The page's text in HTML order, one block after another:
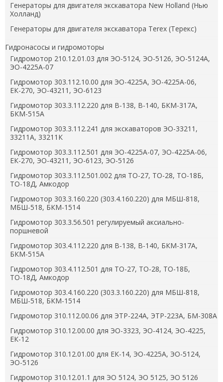
Генераторы для двигателя экскаватора New Holland (Нью
Холланд)
Генераторы для двигателя экскаватора Terex (Терекс)
Гидронасосы и гидромоторы
Гидромотор 210.12.01.03 для ЭО-5124, ЭО-5126, ЭО-5124А,
ЭО-4225А-07
Гидромотор 303.112.10.00 для ЭО-4225А, ЭО-4225А-06,
ЕК-270, ЭО-43211, ЭО-6123
Гидромотор 303.3.112.220 для В-138, В-140, БКМ-317А,
БКМ-515А
Гидромотор 303.3.112.241 для экскаваторов ЭО-33211,
33211А, 33211К
Гидромотор 303.3.112.501 для ЭО-4225А-07, ЭО-4225А-06,
ЕК-270, ЭО-43211, ЭО-6123, ЭО-5126
Гидромотор 303.3.112.501.002 для ТО-27, ТО-28, ТО-18Б,
ТО-18Д, Амкодор
Гидромотор 303.3.160.220 (303.4.160.220) для МБШ-818,
МБШ-518, БКМ-1514
Гидромотор 303.3.56.501 регулируемый аксиально-
поршневой
Гидромотор 303.4.112.220 для В-138, В-140, БКМ-317А,
БКМ-515А
Гидромотор 303.4.112.501 для ТО-27, ТО-28, ТО-18Б,
ТО-18Д, Амкодор
Гидромотор 303.4.160.220 (303.3.160.220) для МБШ-818,
МБШ-518, БКМ-1514
Гидромотор 310.112.00.06 для ЭТР-224А, ЭТР-223А, БМ-308А
Гидромотор 310.12.00.00 для ЭО-3323, ЭО-4124, ЭО-4225,
ЕК-12
Гидромотор 310.12.01.00 для ЕК-14, ЭО-4225А, ЭО-5124,
ЭО-5126
Гидромотор 310.12.01.1 для ЭО 5124, ЭО 5125, ЭО 5126